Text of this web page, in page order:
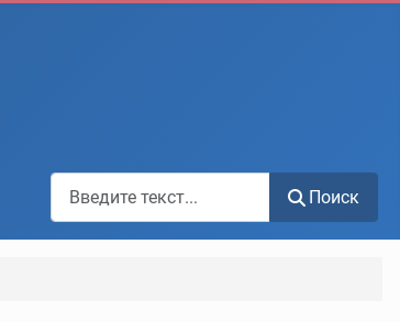
Поиск по сайту
Поиск